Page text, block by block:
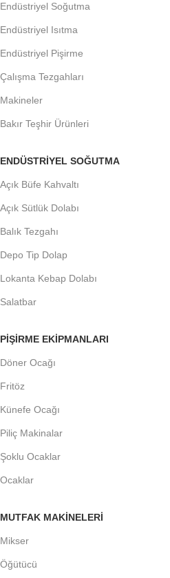
Endüstriyel Soğutma
Endüstriyel Isıtma
Endüstriyel Pişirme
Çalışma Tezgahları
Makineler
Bakır Teşhir Ürünleri
ENDÜSTRIYEL SOĞUTMA
Açık Büfe Kahvaltı
Açık Sütlük Dolabı
Balık Tezgahı
Depo Tip Dolap
Lokanta Kebap Dolabı
Salatbar
PIŞIRME EKIPMANLARI
Döner Ocağı
Fritöz
Künefe Ocağı
Piliç Makinalar
Şoklu Ocaklar
Ocaklar
MUTFAK MAKINELERI
Mikser
Öğütücü